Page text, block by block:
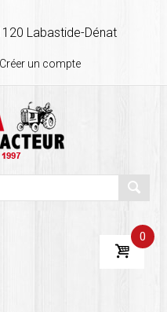
Labastide-Dénat
Créer un compte
0